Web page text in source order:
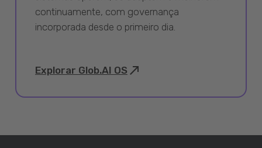
continuamente, com governança
incorporada desde o primeiro dia.
Explorar Glob.AI OS